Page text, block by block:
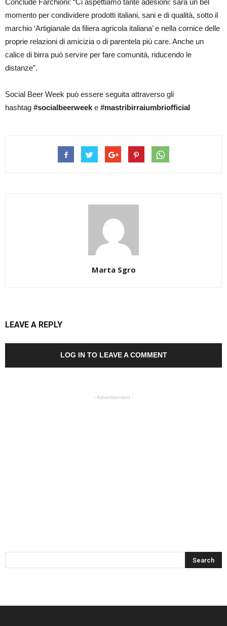
momento per condividere prodotti italiani, sani e di qualità, sotto il
marchio ‘Artigianale da filiera agricola italiana’ e nella cornice delle
proprie relazioni di amicizia o di parentela più care. Anche un
calice di birra può servire per fare comunità, riducendo le
distanze”.
Social Beer Week può essere seguita attraverso gli
hashtag #socialbeerweek e #mastribirraiumbriofficial
Marta Sgro
LEAVE A REPLY
LOG IN TO LEAVE A COMMENT
- Advertisement -